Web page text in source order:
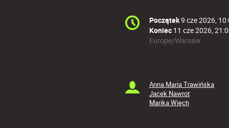
Conference
information
Data/Czas
Początek9 cze 2026,
Koniec 11 cze 2026,
All
Europe/Warsaw
Europe/Warsaw
Anna Maria Trawińska
Jacek Nawrot
Marika Więch